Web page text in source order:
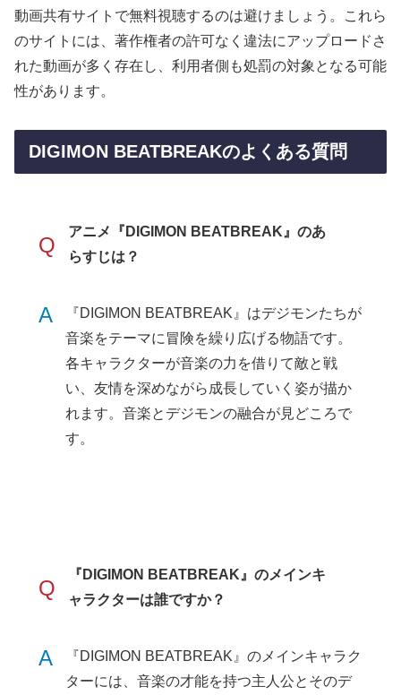
動画共有サイトで無料視聴するのは避けましょう。これら
のサイトには、著作権者の許可なく違法にアップロードさ
れた動画が多く存在し、利用者側も処罰の対象となる可能
性があります。
DIGIMON BEATBREAKのよくある質問
Q
アニメ『DIGIMON BEATBREAK』のあ
らすじは？
A
『DIGIMON BEATBREAK』はデジモンたちが
音楽をテーマに冒険を繰り広げる物語です。
各キャラクターが音楽の力を借りて敵と戦
い、友情を深めながら成長していく姿が描か
れます。音楽とデジモンの融合が見どころで
す。
Q
『DIGIMON BEATBREAK』のメインキ
ャラクターは誰ですか？
A
『DIGIMON BEATBREAK』のメインキャラク
ターには、音楽の才能を持つ主人公とそのデ